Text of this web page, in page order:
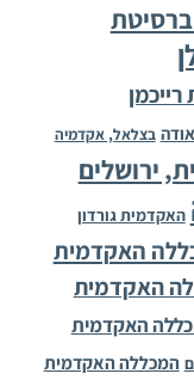
בצלאל, אקדמיה
ירושלים
האקדמית גורדון
האקדמית
האקדמית
האקדמית
המכללה האקדמית